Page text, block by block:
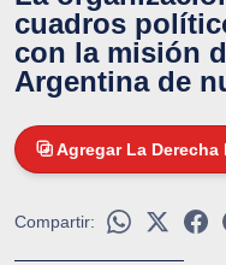
cuadros
con la misión
Argentina de
Agregar La Derecha
Compartir: